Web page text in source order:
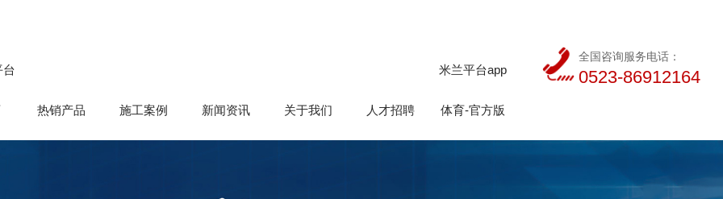
台
热销产品 施工案例 新闻资讯 关于我们 人才招聘
米兰平台app
体育-官方版
全国咨询服务电话：
0523-86912164